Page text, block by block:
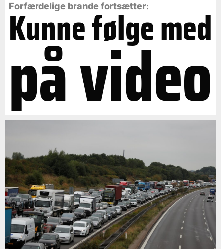
Forfærdelige brande fortsætter:
Kunne følge med
på video